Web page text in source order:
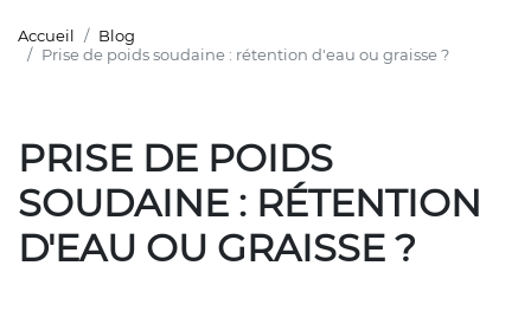
Accueil
Blog
Prise de poids soudaine : rétention d'eau ou graisse ?
PRISE DE POIDS
SOUDAINE : RÉTENTION
D'EAU OU GRAISSE ?